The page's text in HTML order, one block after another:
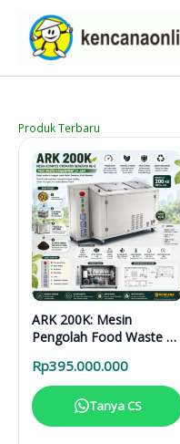
konten
Produk Terbaru
ARK 200K: Mesin
Pengolah Food Waste 24
Restoran, dan Kafe
Rp395.000.000
Tanya CS